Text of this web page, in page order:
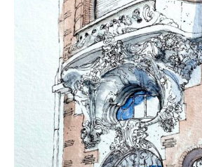
Prénom
Statut / Organisation
J'accepte lestermes et conditions
Adresse email*
Prénom